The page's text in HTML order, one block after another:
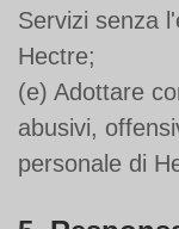
Servizi senza
Hectre;
(e) Adottare
abusivi,
personale di